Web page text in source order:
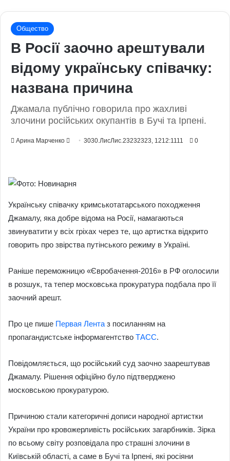
Общество
В Росії заочно арештували
відому українську співачку:
названа причина
Джамала публічно говорила про жахливі
злочини російських окупантів в Бучі та Ірпені.
Арина Марченко
Send3030.ЛисЛис.23232323, 1212:1111 0
Українську співачку кримськотатарського походження
Джамалу, яка добре відома на Росії, намагаються
звинуватити у всіх гріхах через те, що артистка відкрито
говорить про звірства путінського режиму в Україні.
Раніше переможницю «Євробачення-2016» в РФ оголосили
в розшук, та тепер московська прокуратура подбала про її
заочний арешт.
Про це пише Первая Лента з посиланням на
пропагандистське інформагентство ТАСС.
Повідомляється, що російський суд заочно заарештував
Джамалу. Рішення офіційно було підтверджено
московською прокуратурою.
Причиною стали категоричні дописи народної артистки
України про кровожерливість російських загарбників. Зірка
по всьому світу розповідала про страшні злочини в
Київській області, а саме в Бучі та Ірпені, які росіяни